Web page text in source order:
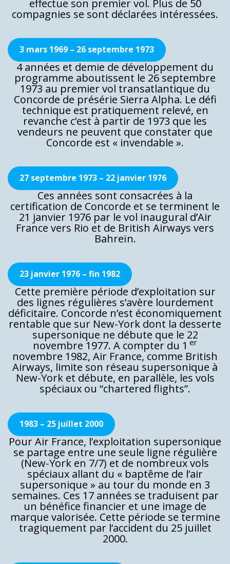
effectue son premier vol. Plus de 50
compagnies se sont déclarées intéressées.
3 mars 1969 – 26 septembre 1973
4 années et demie de développement du
programme aboutissent le 26 septembre
1973 au premier vol transatlantique du
Concorde de présérie Sierra Alpha. Le défi
technique est pratiquement relevé, en
revanche c’est à partir de 1973 que les
vendeurs ne peuvent que constater que
Concorde est « invendable ».
27 septembre 1973 – 22 janvier 1976
Ces années sont consacrées à la
certification de Concorde et se terminent le
21 janvier 1976 par le vol inaugural d’Air
France vers Rio et de British Airways vers
Bahreïn.
23 janvier 1976 – fin 1982
Cette première période d’exploitation sur
des lignes régulières s’avère lourdement
déficitaire. Concorde n’est économiquement
rentable que sur New-York dont la desserte
supersonique ne débute que le 22
novembre 1977. A compter du 1 er
novembre 1982, Air France, comme British
Airways, limite son réseau supersonique à
New-York et débute, en parallèle, les vols
spéciaux ou “chartered flights”.
1983 – 25 juillet 2000
Pour Air France, l’exploitation supersonique
se partage entre une seule ligne régulière
(New-York en 7/7) et de nombreux vols
spéciaux allant du « baptême de l’air
supersonique » au tour du monde en 3
semaines. Ces 17 années se traduisent par
un bénéfice financier et une image de
marque valorisée. Cette période se termine
tragiquement par l’accident du 25 juillet
2000.